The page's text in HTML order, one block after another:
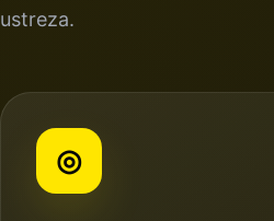
ustreza.
◎